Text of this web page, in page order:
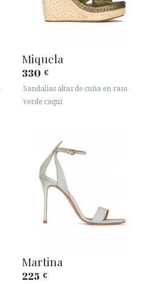
Miquela
330 €
Sandalias altas de cuña en raso
verde caqui
Martina
225 €